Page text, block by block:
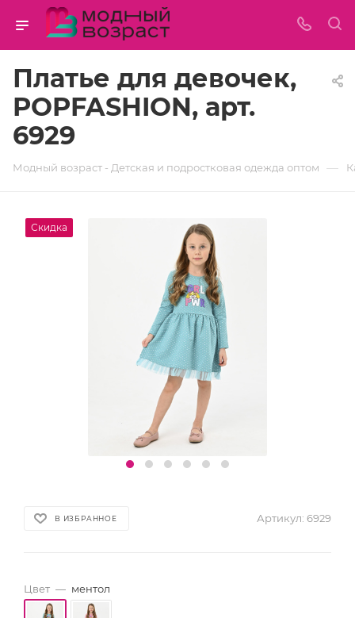
Платье для девочек,
POPFASHION, арт.
6929
Модный возраст - Детская и подростковая одежда оптом —
Скидка
В ИЗБРАННОЕ Артикул: 6929
Цвет — ментол